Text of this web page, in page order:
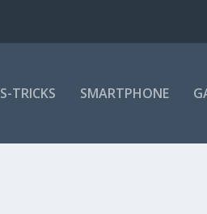
TRICKS SMARTPHONE